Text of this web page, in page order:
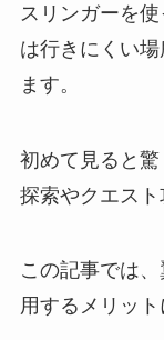
スリンガーを
は行きにくい
ます。
初めて見ると
探索やクエスト
この記事では
用するメリット